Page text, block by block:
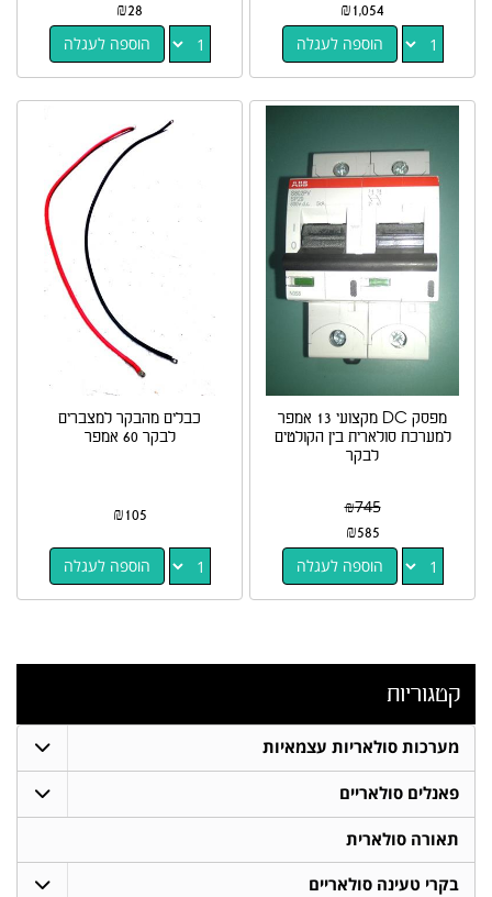
₪1,054
הוספה לעגלה
₪28
הוספה לעגלה
מפסק DC מקצועי 13 אמפר
למערכת סולארית בין הקולטים
לבקר
₪745
₪585
הוספה לעגלה
כבלים מהבקר למצברים
לבקר 60 אמפר
₪105
הוספה לעגלה
קטגוריות
מערכות סולאריות עצמאיות
פאנלים סולאריים
תאורה סולארית
בקרי טעינה סולאריים